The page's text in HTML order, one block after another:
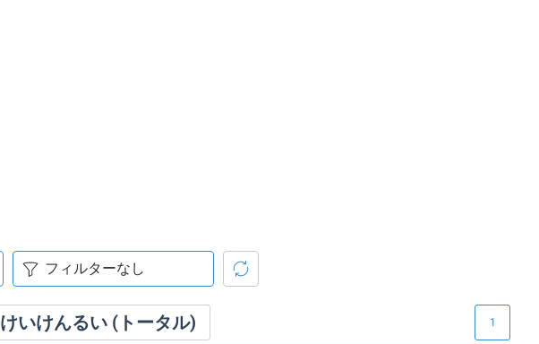
けいけんるい (トータル) 1